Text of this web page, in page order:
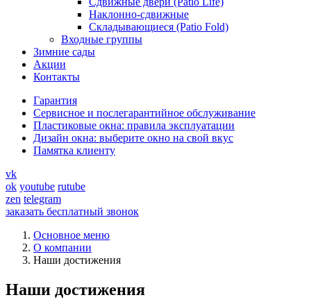
Наклонно-сдвижные
Складывающиеся (Patio Fold)
Входные группы
Зимние сады
Акции
Контакты
Гарантия
Cервисное и послегарантийное обслуживание
Пластиковые окна: правила эксплуатации
Дизайн окна: выберите окно на свой вкус
Памятка клиенту
vk
ok youtube rutube
zen telegram
заказать бесплатный звонок
Основное меню
О компании
Наши достижения
Наши достижения